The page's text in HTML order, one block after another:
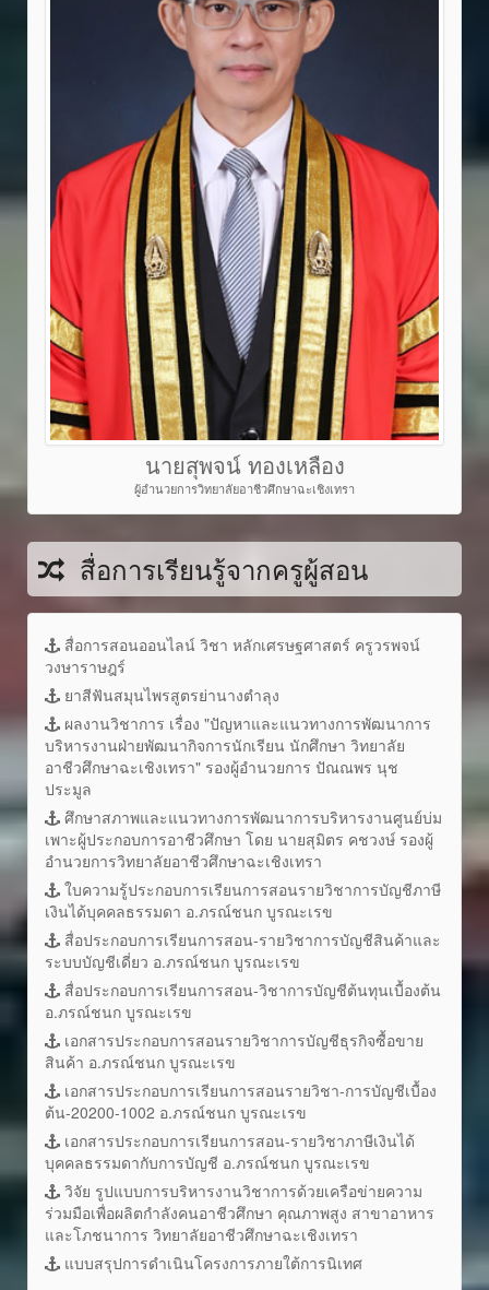
นายสุพจน์ ทองเหลือง
ผู้อำนวยการวิทยาลัยอาชีวศึกษาฉะเชิงเทรา
สื่อการเรียนรู้จากครูผู้สอน
สื่อการสอนออนไลน์ วิชา หลักเศรษฐศาสตร์ ครูวรพจน์
วงษาราษฎร์
ยาสีฟันสมุนไพรสูตรย่านางตำลุง
ผลงานวิชาการ เรื่อง "ปัญหาและแนวทางการพัฒนาการ
บริหารงานฝ่ายพัฒนากิจการนักเรียน นักศึกษา วิทยาลัย
อาชีวศึกษาฉะเชิงเทรา" รองผู้อำนวยการ ปัณณพร นุช
ประมูล
ศึกษาสภาพและแนวทางการพัฒนาการบริหารงานศูนย์บ่ม
เพาะผู้ประกอบการอาชีวศึกษา โดย นายสุมิตร คชวงษ์ รองผู้
อำนวยการวิทยาลัยอาชีวศึกษาฉะเชิงเทรา
ใบความรู้ประกอบการเรียนการสอนรายวิชาการบัญชีภาษี
เงินได้บุคคลธรรมดา อ.ภรณ์ชนก บูรณะเรข
สื่อประกอบการเรียนการสอน-รายวิชาการบัญชีสินค้าและ
ระบบบัญชีเดี่ยว อ.ภรณ์ชนก บูรณะเรข
สื่อประกอบการเรียนการสอน-วิชาการบัญชีต้นทุนเบื้องต้น
อ.ภรณ์ชนก บูรณะเรข
เอกสารประกอบการสอนรายวิชาการบัญชีธุรกิจซื้อขาย
สินค้า อ.ภรณ์ชนก บูรณะเรข
เอกสารประกอบการเรียนการสอนรายวิชา-การบัญชีเบื้อง
ต้น-20200-1002 อ.ภรณ์ชนก บูรณะเรข
เอกสารประกอบการเรียนการสอน-รายวิชาภาษีเงินได้
บุคคลธรรมดากับการบัญชี อ.ภรณ์ชนก บูรณะเรข
วิจัย รูปแบบการบริหารงานวิชาการด้วยเครือข่ายความ
ร่วมมือเพื่อผลิตกำลังคนอาชีวศึกษา คุณภาพสูง สาขาอาหาร
และโภชนาการ วิทยาลัยอาชีวศึกษาฉะเชิงเทรา
แบบสรุปการดำเนินโครงการภายใต้การนิเทศ